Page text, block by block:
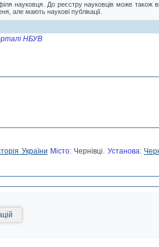
науковця. До реєстру науковців може також
але мають наукові публікації.
НБУВ
України Місто: Чернівці. Установа: